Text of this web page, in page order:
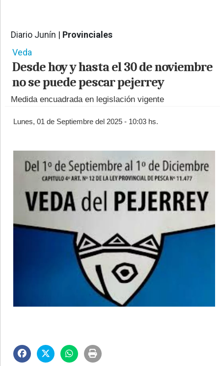
©2007/2026
Diario Junín | Provinciales
Veda
Desde hoy y hasta el 30 de noviembre
no se puede pescar pejerrey
Medida encuadrada en legislación vigente
Lunes, 01 de Septiembre del 2025 - 10:03 hs.